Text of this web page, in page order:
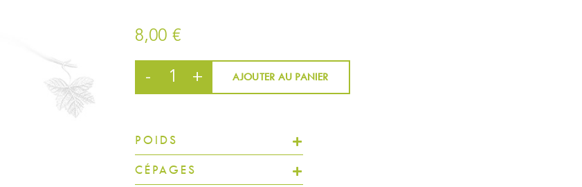
8,00 €
quantité
2024
AJOUTER AU PANIER
POIDS
CÉPAGES